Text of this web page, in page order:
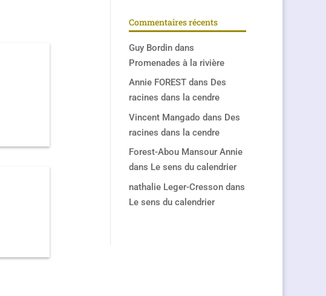
Commentaires récents
Guy Bordindans
Promenades à la rivière
Annie FORESTdans Des
racines dans la cendre
Vincent Mangado dans Des
racines dans la cendre
Forest-Abou Mansour Annie
dans Le sens du calendrier
nathalie Leger-Cressondans
Le sens du calendrier